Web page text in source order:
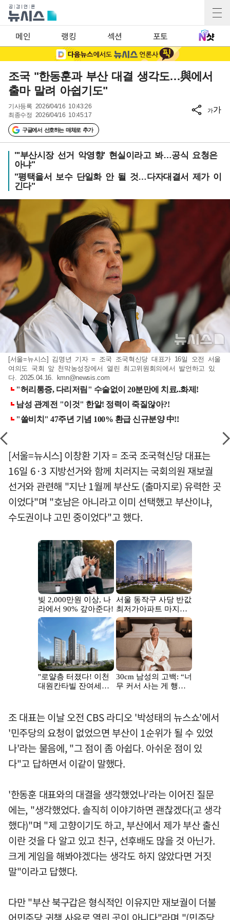
메인 랭킹 섹션 포토
조국 "한동훈과 부산 대결 생각도…與에서
출마 말려 아쉽기도"
기사등록 2026/04/16 10:43:26
최종수정 2026/04/16 10:45:17
구글에서 선호하는 매체로 추가
가가
"'부산시장 선거 악영향' 현실이라고 봐…공식 요청은
아냐"
"평택을서 보수 단일화 안 될 것…다자대결서 제가 이
긴다"
[서울=뉴시스] 김명년 기자 = 조국 조국혁신당 대표가 16일 오전 서울
여의도 국회 앞 천막농성장에서 열린 최고위원회의에서 발언하고 있
다. 2025.04.16. kmn@newsis.com
[서울=뉴시스] 이창환 기자 = 조국 조국혁신당 대표는
16일 6·3 지방선거와 함께 치러지는 국회의원 재보궐
선거와 관련해 "지난 1월께 부산도 (출마지로) 유력한 곳
이었다"며 "호남은 아니라고 이미 선택했고 부산이냐,
수도권이냐 고민 중이었다"고 했다.
조 대표는 이날 오전 CBS 라디오 '박성태의 뉴스쇼'에서
'민주당의 요청이 없었으면 부산이 1순위가 될 수 있었
나'라는 물음에, "그 점이 좀 아쉽다. 아쉬운 점이 있
다"고 답하면서 이같이 말했다.
'한동훈 대표와의 대결을 생각했었나'라는 이어진 질문
에는, "생각했었다. 솔직히 이야기하면 괜찮겠다(고 생각
했다)"며 "제 고향이기도 하고, 부산에서 제가 부산 출신
이란 것을 다 알고 있고 친구, 선후배도 많을 것 아닌가.
크게 게임을 해봐야겠다는 생각도 하지 않았다면 거짓
말"이라고 답했다.
다만 "부산 북구갑은 형식적인 이유지만 재보궐이 더불